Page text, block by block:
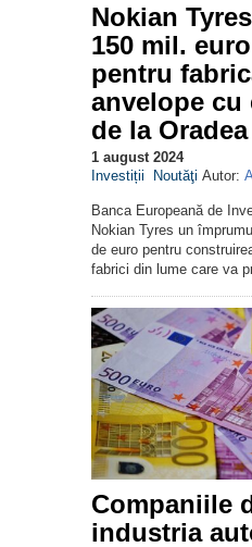
Nokian
150 mil.
pentru
anvelope cu
de la Oradea
1 august 2024
Investiții
Noutăţi Autor:
Banca Europeană de
Nokian Tyres un
de euro pentru
fabrici din lume care va
Companiile
industria